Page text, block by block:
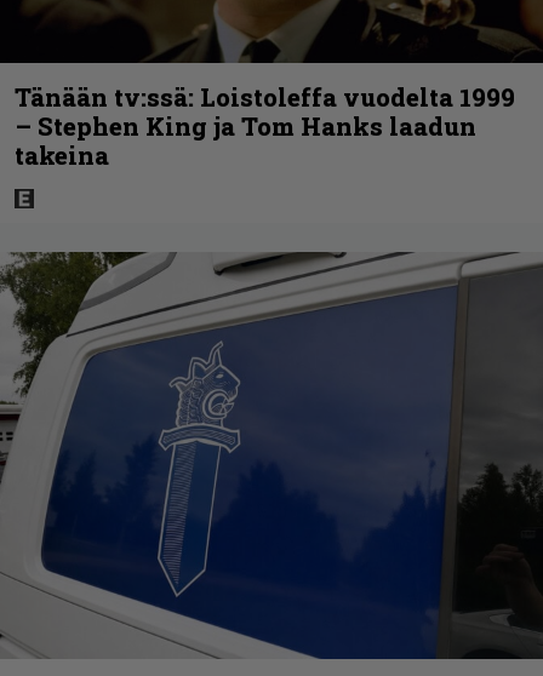
Tänään tv:ssä: Loistoleffa vuodelta 1999
– Stephen King ja Tom Hanks laadun
takeina